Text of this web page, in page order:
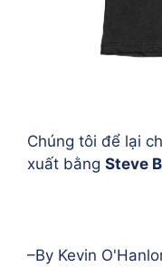
Chúng tôi để lại
xuất bằng Steve
–By Kevin